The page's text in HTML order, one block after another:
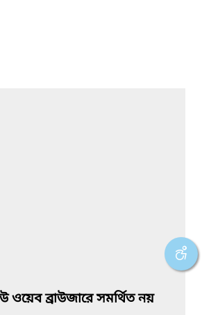
ওয়েব ব্রাউজারে সমর্থিত নয়